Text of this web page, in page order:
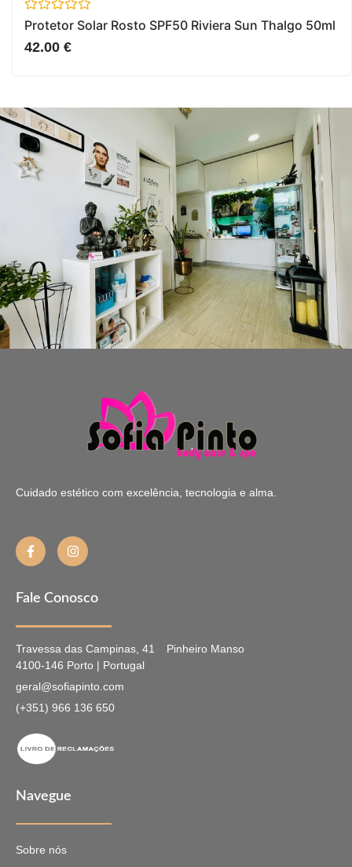
Avaliação
0
de
Protetor Solar Rosto SPF50 Riviera Sun Thalgo 50ml
42.00 €
Cuidado estético com excelência, tecnologia e alma.
Fale Conosco
Travessa das Campinas, 41
Pinheiro Manso
4100-146 Porto | Portugal
geral@sofiapinto.com
(+351) 966 136 650
Navegue
Sobre nós